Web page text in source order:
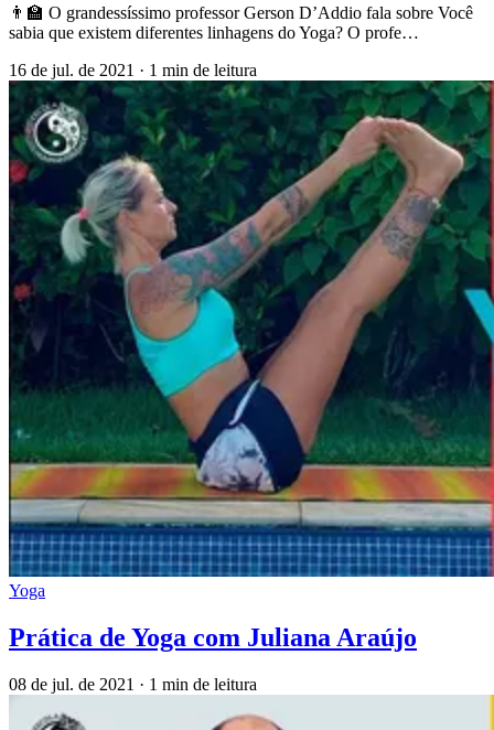
👨‍🏫 O grandessíssimo professor Gerson D’Addio fala sobre Você
sabia que existem diferentes linhagens do Yoga? O profe…
16 de jul. de 2021 · 1 min de leitura
Yoga
Prática de Yoga com Juliana Araújo
08 de jul. de 2021 · 1 min de leitura